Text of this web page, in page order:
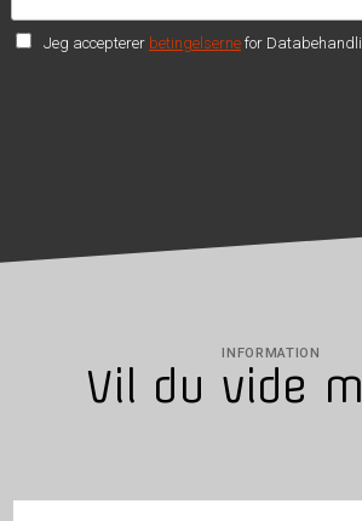
Jeg accepterer betingelsernefor
INFORMATION
Vil du vide